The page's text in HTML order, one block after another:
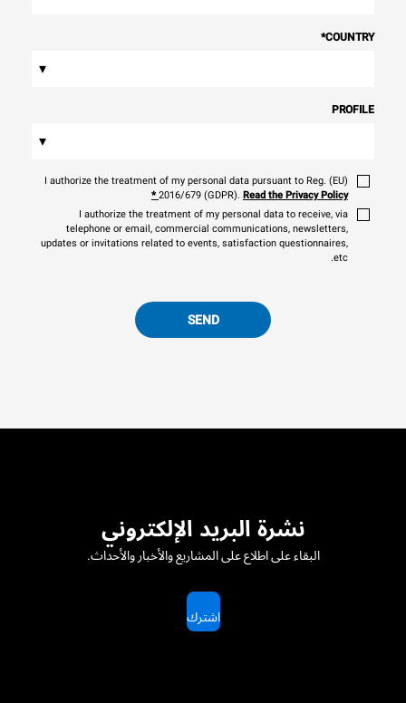
COUNTRY
*
▾
PROFILE
▾
I authorize the treatment of my personal data pursuant to Reg. (EU)
2016/679 (GDPR). Read the Privacy Policy
*
I authorize the treatment of my personal data to receive, via
telephone or email, commercial communications, newsletters,
updates or invitations related to events, satisfaction questionnaires,
etc.
SEND
نشرة البريد الإلكتروني
البقاء على اطلاع على المشاريع والأخبار والأحداث.
اشترك